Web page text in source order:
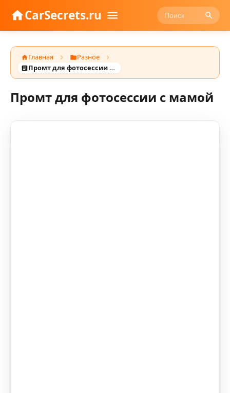
CarSecrets.ru
Главная
Разное
Промт для фотосессии с мамой
Промт для фотосессии с мамой